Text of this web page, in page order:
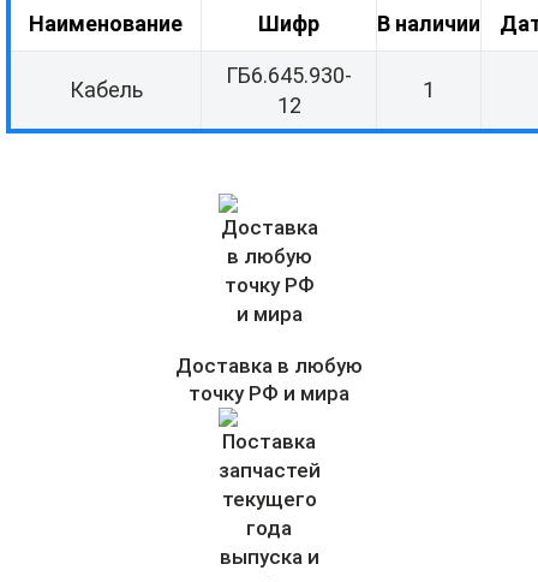
Наименование Шифр В наличии
Кабель
ГБ6.645.930-
12
1
Доставка в любую
точку РФ и мира